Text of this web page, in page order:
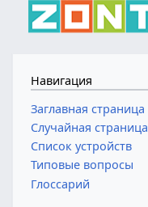
Навигация
Заглавная страница
Случайная страница
Список устройств
Типовые вопросы
Глоссарий